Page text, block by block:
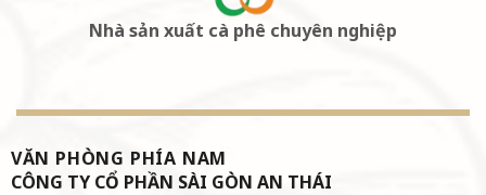
Nhà sản xuất cà phê chuyên nghiệp
VĂN PHÒNG PHÍA NAM
CÔNG TY CỔ PHẦN SÀI GÒN AN THÁI